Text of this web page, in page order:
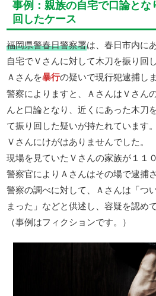
事例：親族の自宅で口論とな
回したケース
福岡県警春日警察署は、春日市内に
自宅でＶさんに対して木刀を振り回
Ａさんを暴行の疑いで現行犯逮捕しま
警察によりますと、ＡさんはＶさん
んと口論となり、近くにあった木刀
て振り回した疑いが持たれています。
Ｖさんにけがはありませんでした。
現場を見ていたＶさんの家族が１１
警察官によりＡさんはその場で逮捕
警察の調べに対して、Ａさんは「つ
まった」などと供述し、容疑を認め
（事例はフィクションです。）